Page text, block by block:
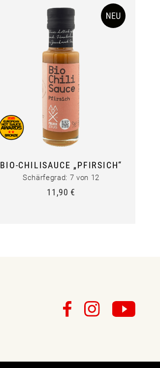
BIO-CHILISAUCE „PFIRSICH“
Schärfegrad: 7 von 12
11,90 €